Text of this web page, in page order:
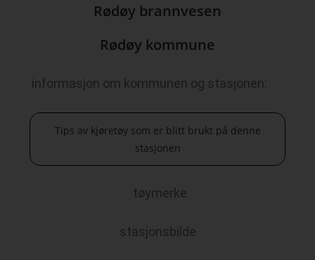
Rødøy brannvesen
Rødøy kommune
informasjon om kommunen og stasjonen:
Tips av kjøretøy som er blitt brukt på denne
stasjonen
tøymerke
stasjonsbilde